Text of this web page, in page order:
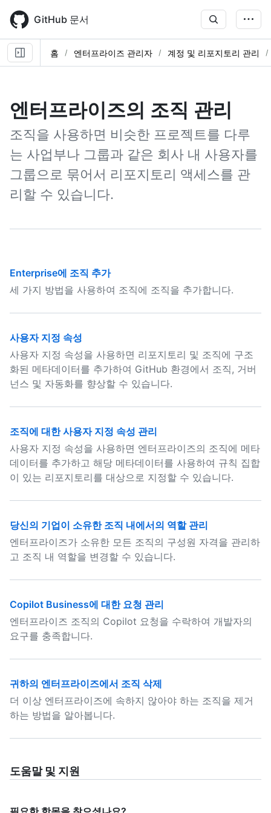
main
content
GitHub 문서
홈 엔터프라이즈 관리자 계정 및 리포지토리 관리
엔터프라이즈의 조직 관리
조직을 사용하면 비슷한 프로젝트를 다루
는 사업부나 그룹과 같은 회사 내 사용자를
그룹으로 묶어서 리포지토리 액세스를 관
리할 수 있습니다.
Enterprise에 조직 추가
세 가지 방법을 사용하여 조직에 조직을 추가합니다.
사용자 지정 속성
사용자 지정 속성을 사용하면 리포지토리 및 조직에 구조
화된 메타데이터를 추가하여 GitHub 환경에서 조직, 거버
넌스 및 자동화를 향상할 수 있습니다.
조직에 대한 사용자 지정 속성 관리
사용자 지정 속성을 사용하면 엔터프라이즈의 조직에 메타
데이터를 추가하고 해당 메타데이터를 사용하여 규칙 집합
이 있는 리포지토리를 대상으로 지정할 수 있습니다.
당신의 기업이 소유한 조직 내에서의 역할 관리
엔터프라이즈가 소유한 모든 조직의 구성원 자격을 관리하
고 조직 내 역할을 변경할 수 있습니다.
Copilot Business에 대한 요청 관리
엔터프라이즈 조직의 Copilot 요청을 수락하여 개발자의
요구를 충족합니다.
귀하의 엔터프라이즈에서 조직 삭제
더 이상 엔터프라이즈에 속하지 않아야 하는 조직을 제거
하는 방법을 알아봅니다.
도움말 및 지원